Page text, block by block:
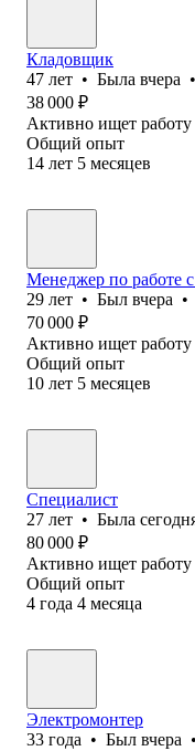
Кладовщик
47 лет • Была вчера •
38 000 ₽
Активно ищет работу
Общий опыт
14 лет 5 месяцев
Менеджер по работе
29 лет • Был вчера •
70 000 ₽
Активно ищет работу
Общий опыт
10 лет 5 месяцев
Специалист
27 лет • Была
80 000 ₽
Активно ищет работу
Общий опыт
4 года 4 месяца
Электромонтер
33 года • Был вчера •